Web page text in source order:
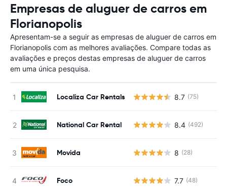
Empresas de aluguer de carros em
Florianopolis
Apresentam-se a seguir as empresas de aluguer de carros em
Florianopolis com as melhores avaliações. Compare todas as
avaliações e preços destas empresas de aluguer de carros
em uma única pesquisa.
Localiza Car Rentals 8.7 (75)
National Car Rental 8.4 (492)
Movida 8 (28)
Foco 7.7 (48)